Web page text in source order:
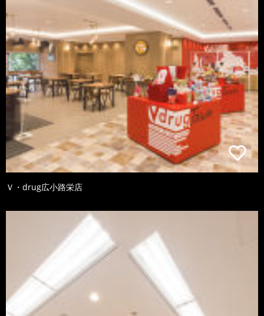
Ｖ・drug広小路栄店